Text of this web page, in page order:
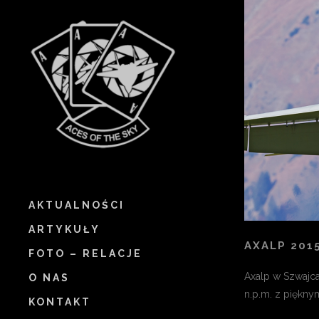
AKTUALNOŚCI
ARTYKUŁY
FOTO – RELACJE
O NAS
KONTAKT
AXALP 2015
Axalp w
n.p.m. z